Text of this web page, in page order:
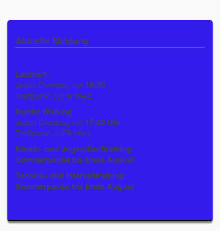
Aktuelle Meldung
Lauftreff :
Jeden Dienstag um 18:30
Treffpunkt JUFA Weiz
Nordic Walking:
Jeden Dienstag um 17:00 Uhr
Treffpunkt JUFA Weiz
Kinder- und Jugendlauftraining:
Sommerpause bis Ende August
Technik- und Intervalltraining:
Sommerpause bis Ende August